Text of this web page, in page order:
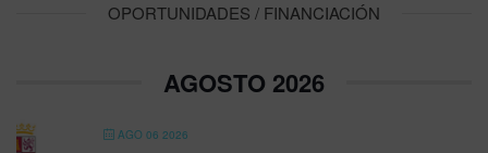
OPORTUNIDADES / FINANCIACIÓN
AGOSTO 2026
AGO 06 2026